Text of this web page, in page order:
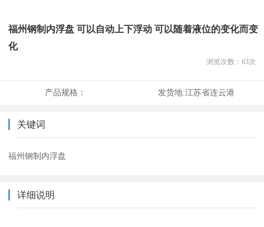
福州钢制内浮盘 可以自动上下浮动 可以随着液位的变化而变
化
浏览次数： 63次
产品规格： 发货地:江苏省连云港
关键词
福州钢制内浮盘
详细说明